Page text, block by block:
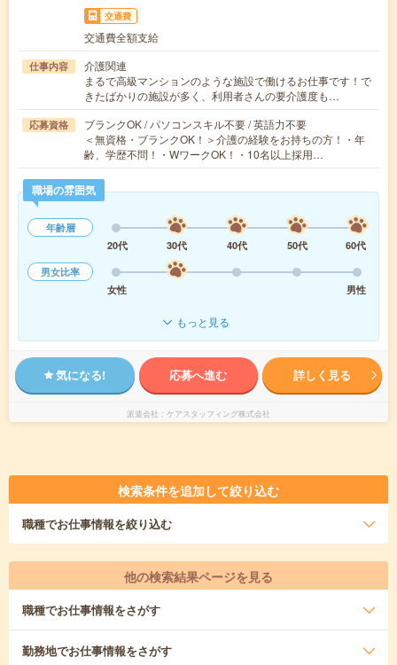
交通費
交通費全額支給
仕事内容
介護関連
まるで高級マンションのような施設で働けるお仕事です！で
きたばかりの施設が多く、利用者さんの要介護度も…
応募資格
ブランクOK / パソコンスキル不要 / 英語力不要
＜無資格・ブランクOK！＞介護の経験をお持ちの方！・年
齢、学歴不問！・WワークOK！・10名以上採用…
職場の雰囲気
年齢層
20代
30代 40代 50代
60代
男女比率
女性
男性
もっと見る
気になる! 応募へ進む 詳しく見る
派遣会社 ケアスタッフィング株式会社
検索条件を追加して絞り込む
職種でお仕事情報を絞り込む
他の検索結果ページを見る
職種でお仕事情報をさがす
勤務地でお仕事情報をさがす